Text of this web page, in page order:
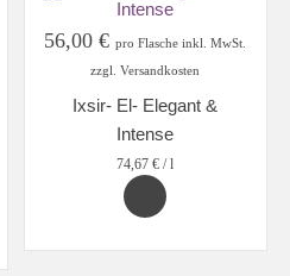
56,00€ pro Flasche inkl. MwSt.
zzgl. Versandkosten
Ixsir- El- Elegant &
Intense
74,67€ /l